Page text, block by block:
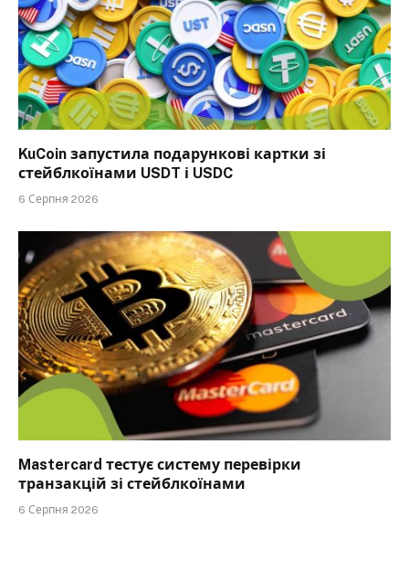
KuCoin запустила подарункові картки зі
стейблкоїнами USDT і USDC
6 Серпня 2026
Mastercard тестує систему перевірки
транзакцій зі стейблкоїнами
6 Серпня 2026